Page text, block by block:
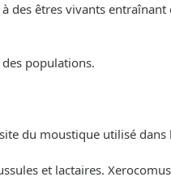
des êtres vivants
populations.
du moustique utilisé
et lactaires.